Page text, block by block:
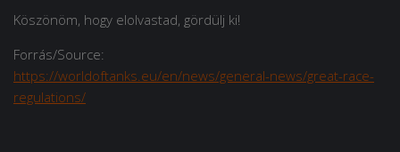
Köszönöm, hogy elolvastad, gördülj ki!
Forrás/Source:
https://worldoftanks.eu/en/news/general-news/great-race-
regulations/